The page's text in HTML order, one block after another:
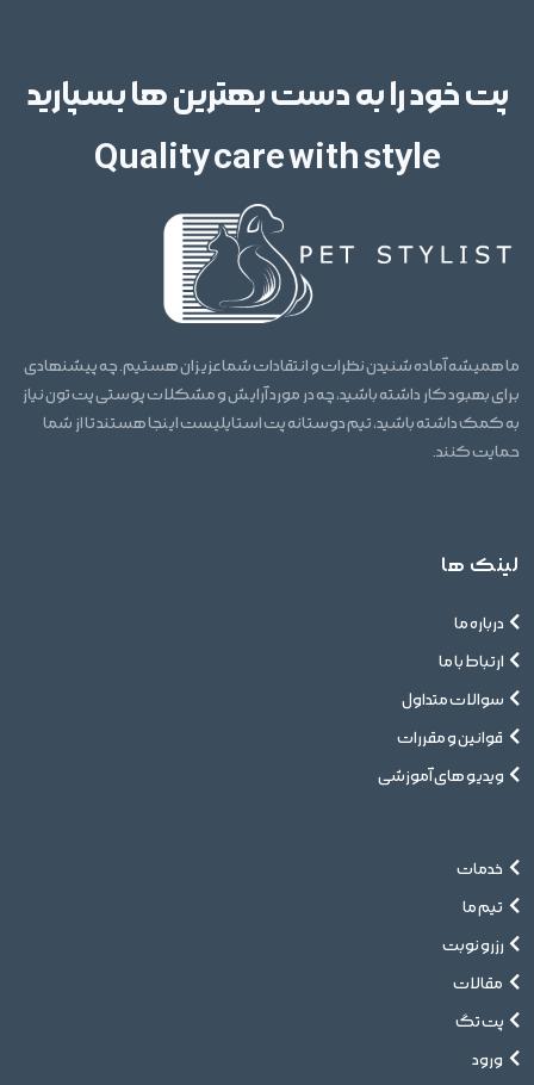
پت خود را به دست بهترین ها بسپارید
Quality care with style
ما همیشه آماده شنیدن نظرات و انتقادات شما عزیزان هستیم. چه پیشنهادی
برای بهبود کار داشته باشید، چه در مورد آرایش و مشکلات پوستی پت تون نیاز
به کمک داشته باشید، تیم دوستانه پت استایلیست اینجا هستند تا از شما
حمایت کنند.
لینک ها
درباره ما
ارتباط با ما
سوالات متداول
قوانین و مقررات
ویدیو های آموزشی
خدمات
تیم ما
رزرو نوبت
مقالات
پت تگ
ورود